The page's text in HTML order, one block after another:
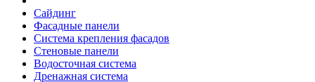
Сайдинг
Фасадные панели
Система крепления фасадов
Стеновые панели
Водосточная система
Дренажная система